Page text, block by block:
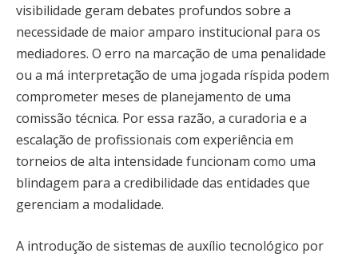
visibilidade geram debates profundos sobre a
necessidade de maior amparo institucional para os
mediadores. O erro na marcação de uma penalidade
ou a má interpretação de uma jogada ríspida podem
comprometer meses de planejamento de uma
comissão técnica. Por essa razão, a curadoria e a
escalação de profissionais com experiência em
torneios de alta intensidade funcionam como uma
blindagem para a credibilidade das entidades que
gerenciam a modalidade.
A introdução de sistemas de auxílio tecnológico por